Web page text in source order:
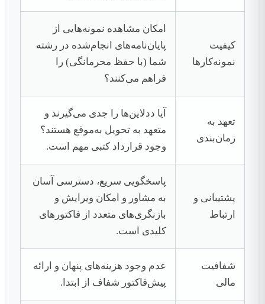
کیفیت
نمونه‌کارها
امکان مشاهده نمونه‌هایی از
پایان‌نامه‌های انجام‌شده در رشته
شما (با حفظ محرمانگی) را
فراهم می‌کنند؟
تعهد به
زمان‌بندی
آیا ددلاین‌ها را جدی می‌گیرند و
متعهد به تحویل به‌موقع هستند؟
وجود قرارداد کتبی مهم است.
پشتیبانی و
ارتباط
پاسخگویی سریع، دسترسی آسان
به مشاور و امکان ویرایش و
بازنگری‌های متعدد از فاکتورهای
کلیدی است.
شفافیت
مالی
عدم وجود هزینه‌های پنهان و ارائه
پیش‌فاکتور شفاف از ابتدا.